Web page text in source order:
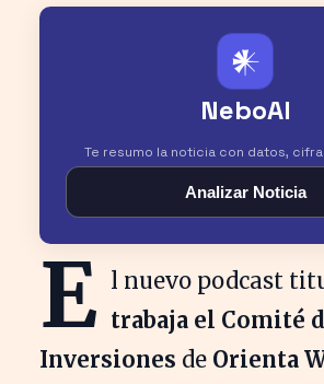
𒀭
NeboAI
Te resumo la noticia con datos,
Analizar Noticia
E l nuevo podcast
trabaja el Comité
Inversiones de Orienta